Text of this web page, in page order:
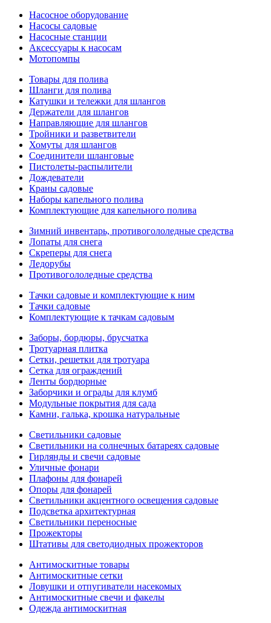
Насосное оборудование
Насосы садовые
Насосные станции
Аксессуары к насосам
Мотопомпы
Товары для полива
Шланги для полива
Катушки и тележки для шлангов
Держатели для шлангов
Направляющие для шлангов
Тройники и разветвители
Хомуты для шлангов
Соединители шланговые
Пистолеты-распылители
Дождеватели
Краны садовые
Наборы капельного полива
Комплектующие для капельного полива
Зимний инвентарь, противогололедные средства
Лопаты для снега
Скреперы для снега
Ледорубы
Противогололедные средства
Тачки садовые и комплектующие к ним
Тачки садовые
Комплектующие к тачкам садовым
Заборы, бордюры, брусчатка
Тротуарная плитка
Сетки, решетки для тротуара
Сетка для ограждений
Ленты бордюрные
Заборчики и ограды для клумб
Модульные покрытия для сада
Камни, галька, крошка натуральные
Светильники садовые
Светильники на солнечных батареях садовые
Гирлянды и свечи садовые
Уличные фонари
Плафоны для фонарей
Опоры для фонарей
Светильники акцентного освещения садовые
Подсветка архитектурная
Светильники переносные
Прожекторы
Штативы для светодиодных прожекторов
Антимоскитные товары
Антимоскитные сетки
Ловушки и отпугиватели насекомых
Антимоскитные свечи и факелы
Одежда антимоскитная